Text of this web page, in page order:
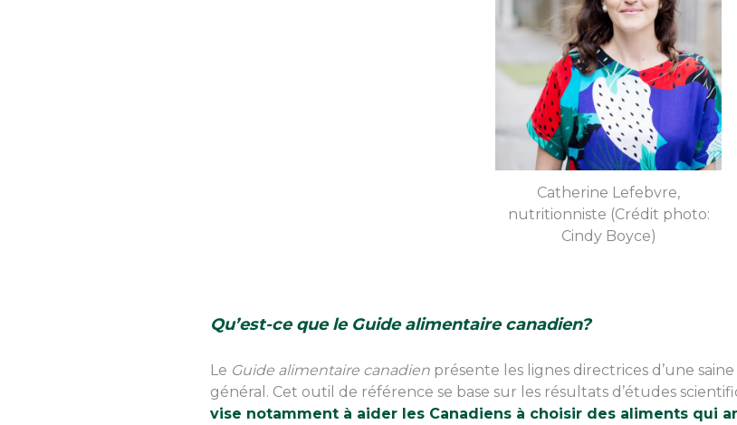
Catherine Lefebvre,
nutritionniste (Crédit photo:
Cindy Boyce)
Qu’est-ce que le Guide alimentaire canadien?
Le Guide alimentaire canadien présente les lignes directrices d’une
général. Cet outil de référence se base sur les résultats d’études
vise notamment à aider les Canadiens à choisir des aliments qui